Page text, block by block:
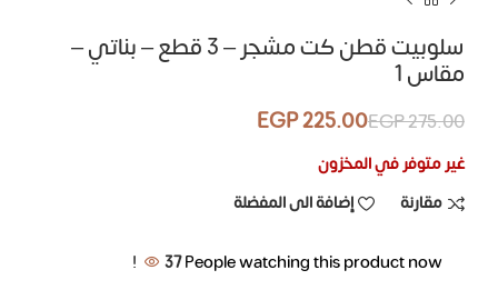
سلوبيت قطن كت مشجر – 3 قطع – بناتي –
مقاس 1
275.00
EGP
225.00
EGP
غير متوفر في المخزون
مقارنة
إضافة الى المفضلة
37People watching this product now!